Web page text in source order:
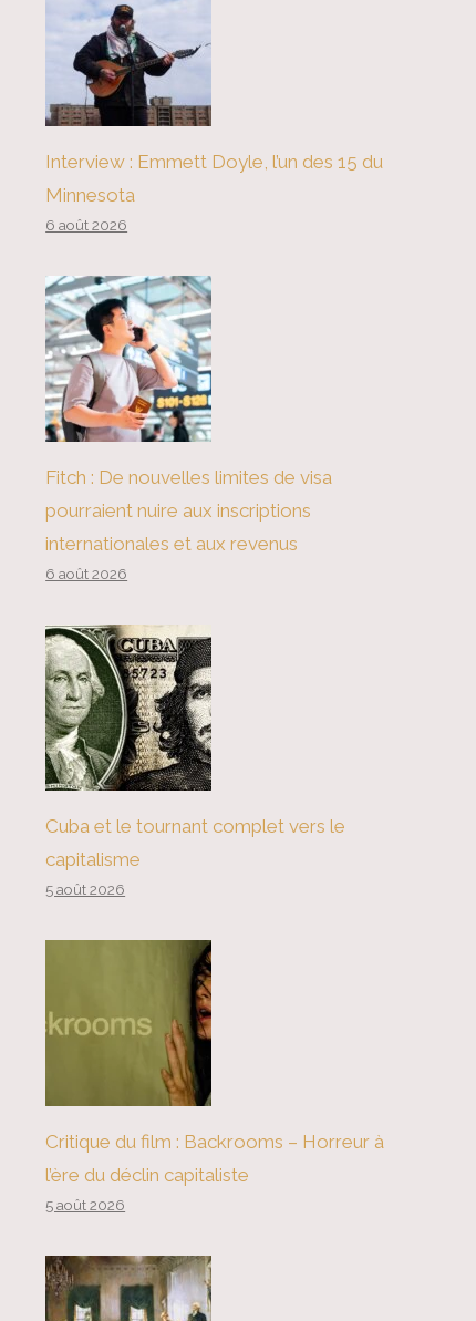
Interview : Emmett Doyle, l’un des 15 du
Minnesota
6 août 2026
Fitch : De nouvelles limites de visa
pourraient nuire aux inscriptions
internationales et aux revenus
6 août 2026
Cuba et le tournant complet vers le
capitalisme
5 août 2026
Critique du film : Backrooms – Horreur à
l’ère du déclin capitaliste
5 août 2026